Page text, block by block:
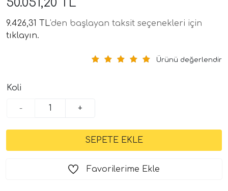
Modelleri
9.426,31 TL'den başlayan taksit seçenekleri için
tıklayın.
Ürünü değerlendir
Koli
- +
Favorilerime Ekle